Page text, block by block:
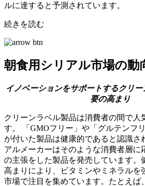
ルに達すると予測されています。
続きを読む
朝食用シリアル市場の動
イノベーションをサポートするクリ
要の高まり
クリーンラベル製品は消費者の間で人
す。 「GMOフリー」や「グルテンフ
が付いた製品は健康的であると認識さ
アルメーカーはそのような消費者層に
の主張をした製品を発売しています。
高まりにより、ビタミンやミネラルを
市場で注目を集めています。たとえば